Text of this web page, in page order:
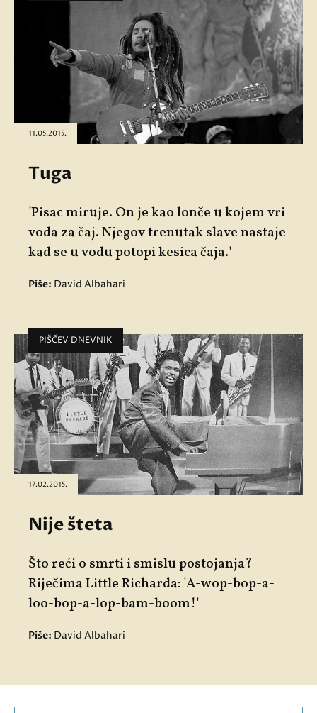
11.05.2015.
Tuga
'Pisac miruje. On je kao lonče u kojem vri
voda za čaj. Njegov trenutak slave nastaje
kad se u vodu potopi kesica čaja.'
Piše: David Albahari
PIŠČEV DNEVNIK
17.02.2015.
Nije šteta
Što reći o smrti i smislu postojanja?
Riječima Little Richarda: 'A-wop-bop-a-
loo-bop-a-lop-bam-boom!'
Piše: David Albahari